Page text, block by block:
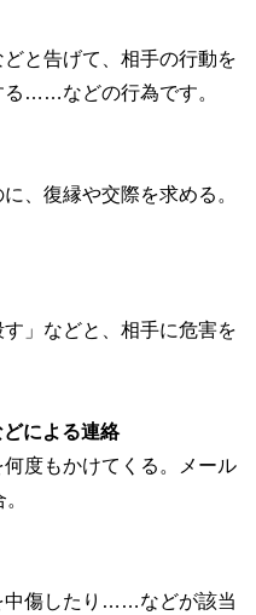
と告げて、相手の行動を
る……などの行為です。
、復縁や交際を求める。
」などと、相手に危害を
による連絡
度もかけてくる。メール
中傷したり……などが該当